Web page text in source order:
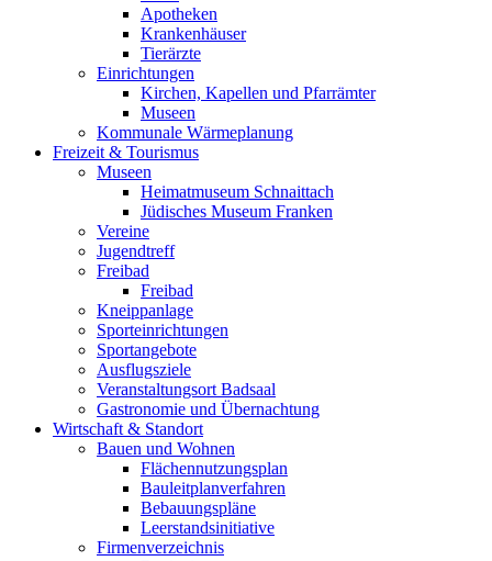
Apotheken
Krankenhäuser
Tierärzte
Einrichtungen
Kirchen, Kapellen und Pfarrämter
Museen
Kommunale Wärmeplanung
Freizeit & Tourismus
Museen
Heimatmuseum Schnaittach
Jüdisches Museum Franken
Vereine
Jugendtreff
Freibad
Freibad
Kneippanlage
Sporteinrichtungen
Sportangebote
Ausflugsziele
Veranstaltungsort Badsaal
Gastronomie und Übernachtung
Wirtschaft & Standort
Bauen und Wohnen
Flächennutzungsplan
Bauleitplanverfahren
Bebauungspläne
Leerstandsinitiative
Firmenverzeichnis